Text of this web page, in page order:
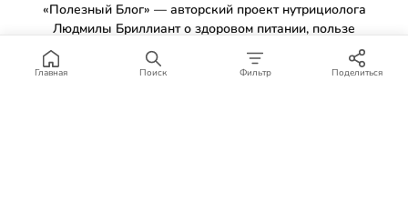
«Полезный Блог» — авторский проект нутрициолога
Людмилы Бриллиант о здоровом питании, пользе
продуктов и проверенных рецептах.
Материалы сайта носят ознакомительный характер и не
Главная Поиск Фильтр Поделиться